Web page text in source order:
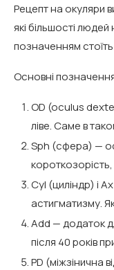
Рецепт на окуляри
які більшості
позначенням
Основні
OD (oculus
ліве. Саме в
Sph (сфера) —
Cyl (циліндр) і
астигматизму.
Add — додаток
після 40 років
PD (міжзінична